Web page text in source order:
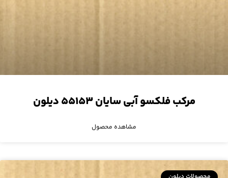
مرکب فلکسو آبی سایان ۵۵۱۵۳ دیلون
مشاهده محصول